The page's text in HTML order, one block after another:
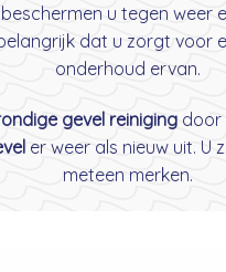
u tegen weer
dat u zorgt voor
onderhoud ervan.
gevel reiniging door
er weer als nieuw uit. U
meteen merken.